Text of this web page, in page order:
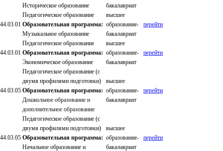
Историческое образование
бакалавриат
44.03.01
Педагогическое образование
Образовательная программа:
Музыкальное образование
высшее
образование-
бакалавриат
перейти
44.03.01
Педагогическое образование
Образовательная программа:
Экономическое образование
высшее
образование-
бакалавриат
перейти
44.03.05
Педагогическое образование (с
двумя профилями подготовки)
Образовательная программа:
Дошкольное образование и
дополнительное образование
высшее
образование-
бакалавриат
перейти
44.03.05
Педагогическое образование (с
двумя профилями подготовки)
Образовательная программа:
Начальное образование и
высшее
образование-
бакалавриат
перейти